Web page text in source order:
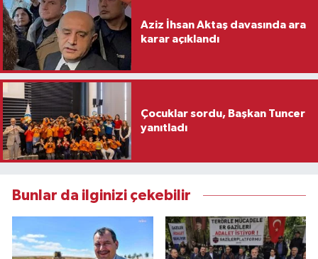
Aziz İhsan Aktaş davasında ara
karar açıklandı
Çocuklar sordu, Başkan Tuncer
yanıtladı
Bunlar da ilginizi çekebilir